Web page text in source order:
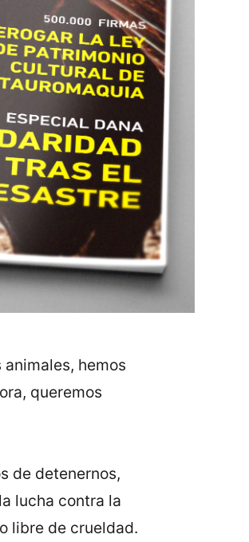
hemos
queremos
de detenernos,
lucha contra la
libre de crueldad.